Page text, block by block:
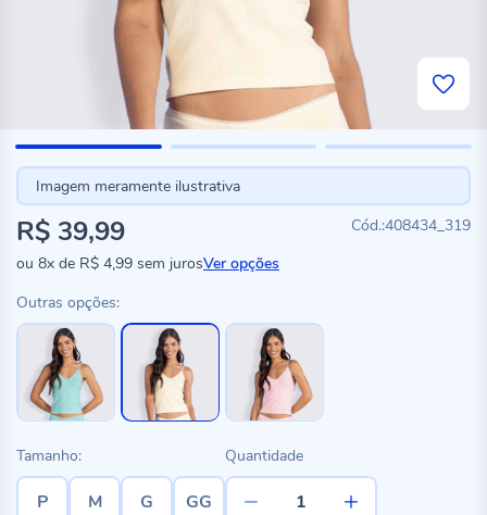
Imagem meramente ilustrativa
408434_319
R$ 39,99
ou 8x de R$ 4,99 sem jurosVer opções
Outras opções:
Tamanho:
P M G GG
Quantidade